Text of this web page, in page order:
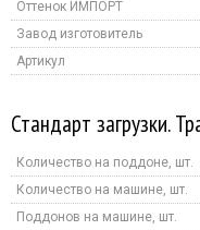
Оттенок ИМПОРТ
Завод изготовитель
Артикул
Стандарт загрузки.
Количество на поддоне, шт.
Количество на машине, шт.
Поддонов на машине, шт.